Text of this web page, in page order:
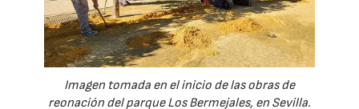
Imagen tomada en el inicio de las obras de
reonación del parque Los Bermejales, en Sevilla.